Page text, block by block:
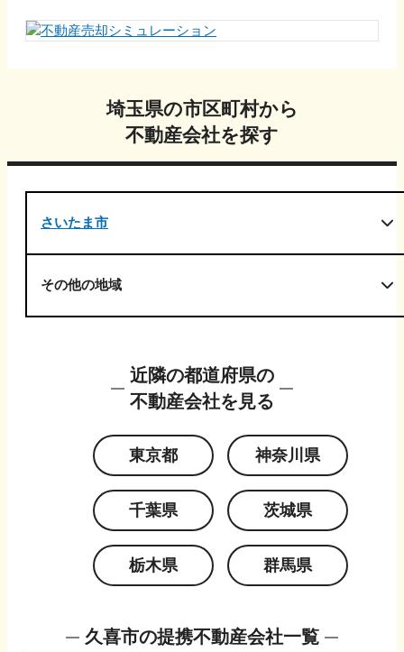
埼玉県の市区町村から
不動産会社を探す
さいたま市
その他の地域
近隣の都道府県の
不動産会社を見る
東京都 神奈川県
千葉県 茨城県
栃木県 群馬県
久喜市の提携不動産会社一覧